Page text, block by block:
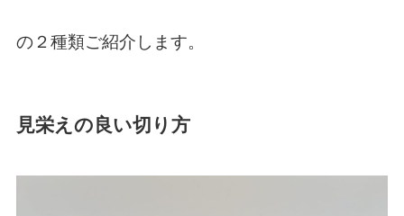
の２種類ご紹介します。
見栄えの良い切り方